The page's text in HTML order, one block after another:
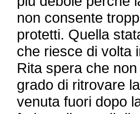
non consente
protetti. Quella
che riesce di volta
Rita spera che
grado di ritrovare
venuta fuori dopo